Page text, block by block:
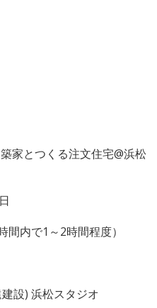
家とつくる注文住宅@浜松
間内で1～2時間程度）
設) 浜松スタジオ